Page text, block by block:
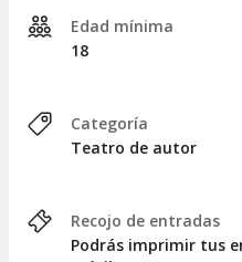
Edad mínima
18
Categoría
Teatro de autor
Recojo de entradas
Podrás imprimir tus